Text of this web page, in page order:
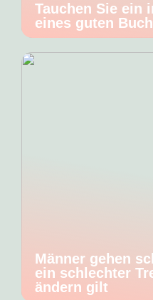
Tauchen Sie ein
eines guten
Männer gehen
ein schlechter
ändern gilt